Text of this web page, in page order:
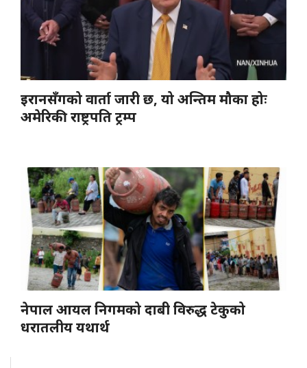
इरानसँगको वार्ता जारी छ, यो अन्तिम मौका होः
अमेरिकी राष्ट्रपति ट्रम्प
नेपाल आयल निगमको दाबी विरुद्ध टेकुको
धरातलीय यथार्थ